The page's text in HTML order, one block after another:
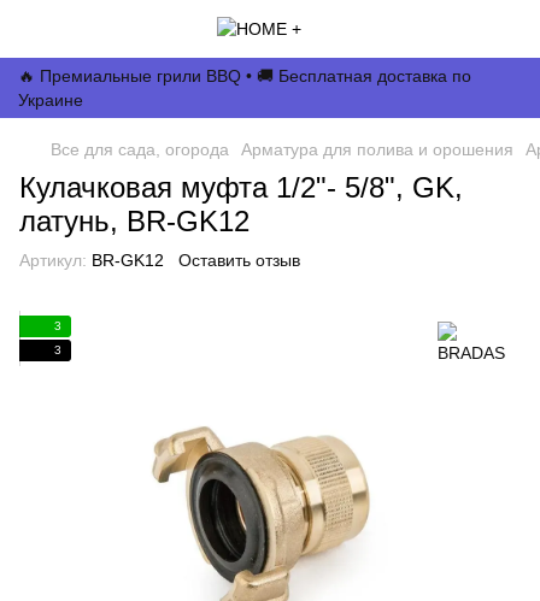
🔥 Премиальные грили BBQ • 🚚 Бесплатная доставка по
Украине
Все для сада, огорода Арматура для полива и орошения
Кулачковая муфта 1/2"- 5/8", GK,
латунь, BR-GK12
Артикул: BR-GK12 Оставить отзыв
3
3